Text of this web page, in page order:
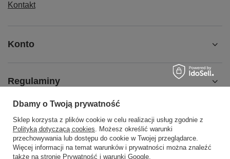
Kontakt
Konto
Regulaminy
MOJE KONTO
Dbamy o Twoją prywatność
Sklep korzysta z plików cookie w celu realizacji usług zgodnie z
Polityką dotyczącą cookies. Możesz określić warunki
przechowywania lub dostępu do cookie w Twojej przeglądarce.
Więcej informacji na temat warunków i prywatności można znaleźć
także na stronie Prywatność i warunki Google.